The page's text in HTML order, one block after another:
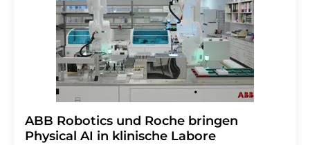
Abbestellung des entsprechenden Newsletters
enthalten.
​​​​​​​ABB Robotics und Roche bringen
Physical AI in klinische Labore